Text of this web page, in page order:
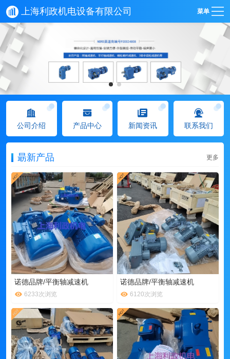
上海利政机电设备有限公司 菜单
公司介绍 产品中心 新闻资讯 联系我们
朂新产品 更多
诺德品牌/平衡轴减速机
6233次浏览
诺德品牌/平衡轴减速机
6120次浏览